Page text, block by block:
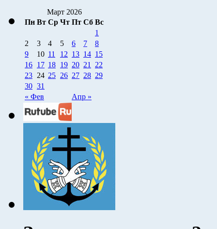
Март 2026
Пн Вт Ср Чт Пт Сб Вс
« Фев Апр »
1
2
3 4 5 6 7
8
9
10 11 12 13 14 15
16 17 18 19 20 21
22
23 24 25 26 27 28 29
30 31